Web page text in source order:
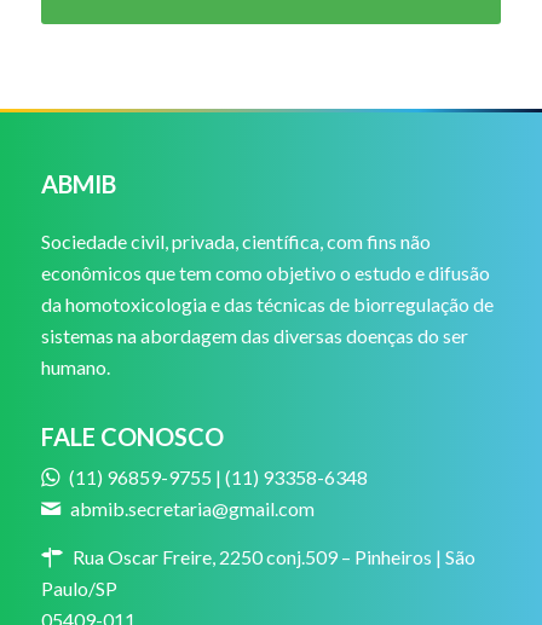
ABMIB
Sociedade civil, privada, científica, com fins não
econômicos que tem como objetivo o estudo e difusão
da homotoxicologia e das técnicas de biorregulação de
sistemas na abordagem das diversas doenças do ser
humano.
FALE CONOSCO
(11) 96859-9755 | (11) 93358-6348
abmib.secretaria@gmail.com
Rua Oscar Freire, 2250 conj.509 – Pinheiros | São
Paulo/SP
05409-011